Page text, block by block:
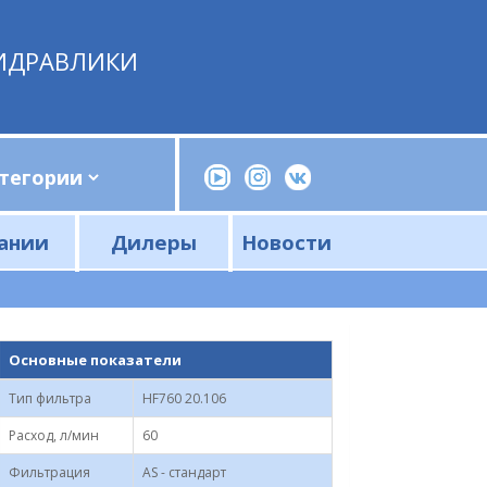
Дилеры Новости
Основные показатели
Тип фильтра
HF760 20.106
Расход, л/мин
60
Фильтрация
AS - стандарт